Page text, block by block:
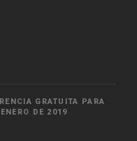
GRATUITA PARA
DE 2019